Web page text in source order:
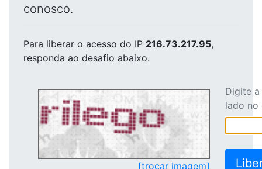
conosco.
Para liberar o acesso do IP 216.73.217.95,
responda ao desafio abaixo.
[trocar imagem]
Digite
lado no